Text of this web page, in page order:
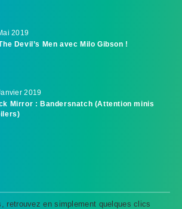
2019
Devil’s Men avec Milo Gibson !
2019
Mirror : Bandersnatch (Attention minis
retrouvez en simplement quelques clics